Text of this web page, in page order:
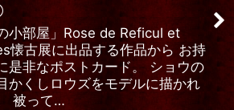
小部屋」Rose de Reficul et
懐古展に出品する作品から お持
是非なポストカード。 ショウの
かくしロウズをモデルに描かれ
被って…